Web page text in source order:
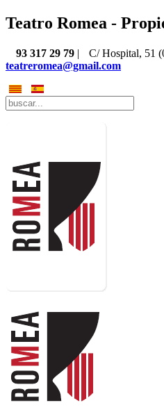
Teatro Romea -
93 317 29 79 |
C/ Hospital, 51
teatreromea@gmail.com